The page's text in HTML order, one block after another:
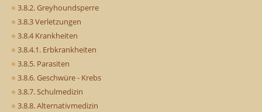
3.8.2. Greyhoundsperre
3.8.3 Verletzungen
3.8.4 Krankheiten
3.8.4.1. Erbkrankheiten
3.8.5. Parasiten
3.8.6. Geschwüre - Krebs
3.8.7. Schulmedizin
3.8.8. Alternativmedizin